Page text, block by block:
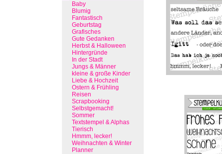
Baby
Blumig
Fantastisch
Geburtstag
Grafisches
Gute Gedanken
Herbst & Halloween
Hintergründe
In der Stadt
Jungs & Männer
kleine & große Kinder
Liebe & Hochzeit
Ostern & Frühling
Reisen
Scrapbooking
Selbstgemacht!
Sommer
Textstempel & Alphas
Tierisch
Hmmm, lecker!
Weihnachten & Winter
Planner